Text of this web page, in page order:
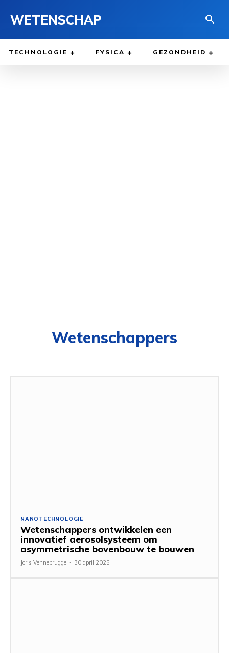
WETENSCHAP
TECHNOLOGIE FYSICA GEZONDHEID
Wetenschappers
NANOTECHNOLOGIE
Wetenschappers ontwikkelen een
innovatief aerosolsysteem om
asymmetrische bovenbouw te bouwen
Joris Vennebrugge - 30 april 2025